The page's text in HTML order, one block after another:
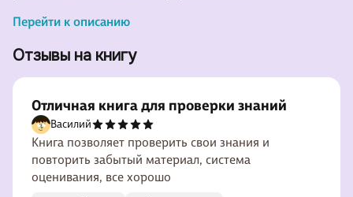
Перейти к описанию
Отзывы на книгу
Отличная книга для проверки знаний
Василий
Книга позволяет проверить свои знания и
повторить забытый материал, система
оценивания, все хорошо